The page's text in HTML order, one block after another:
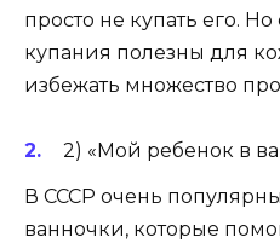
просто не купать его.
купания полезны для
избежать множество
2) «Мой ребенок в
В СССР очень
ванночки, которые